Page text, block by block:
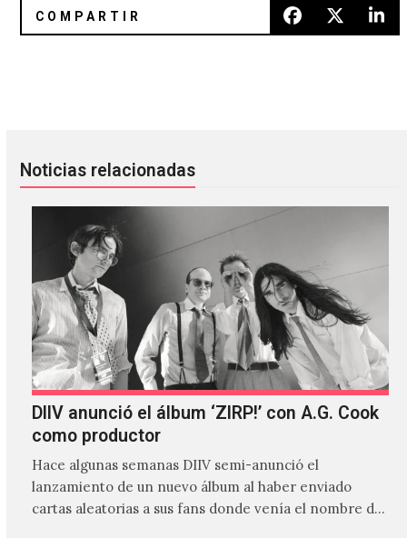
Noticias relacionadas
DIIV anunció el álbum ‘ZIRP!’ con A.G. Cook
como productor
Hace algunas semanas DIIV semi-anunció el
lanzamiento de un nuevo álbum al haber enviado
cartas aleatorias a sus fans donde venía el nombre de